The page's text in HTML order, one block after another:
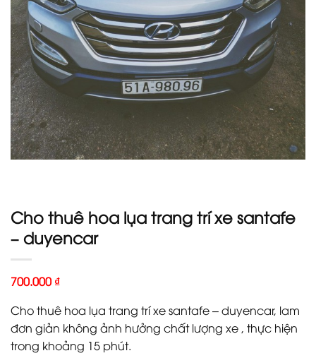
Cho thuê hoa lụa trang trí xe santafe
– duyencar
700.000 ₫
Cho thuê hoa lụa trang trí xe santafe – duyencar, lam
đơn giản không ảnh hưởng chất lượng xe , thực hiện
trong khoảng 15 phút.